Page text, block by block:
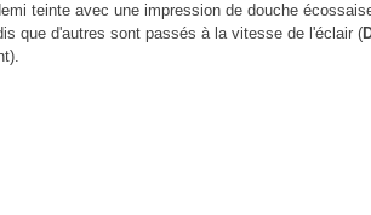
teinte avec une impression de douche
que d'autres sont passés à la vitesse de l'éclair (